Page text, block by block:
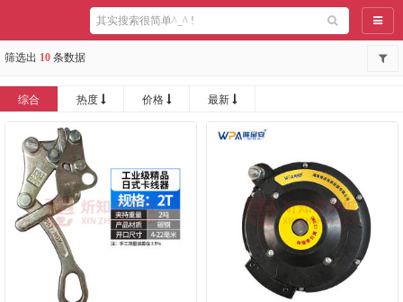
导航
筛选出 10 条数据
综合 热度 价格 最新